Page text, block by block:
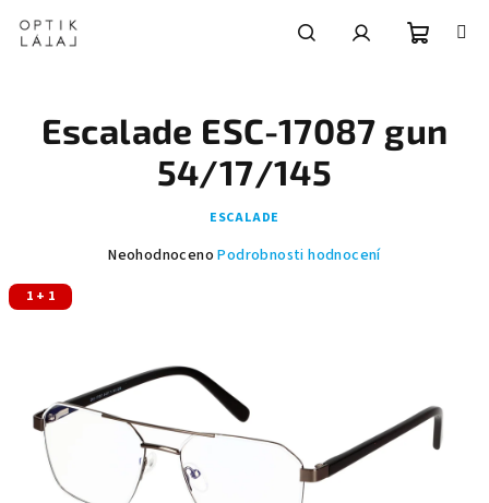
obsah
košík
Escalade ESC-17087 gun
54/17/145
ESCALADE
Průměrné
5
Neohodnoceno Podrobnosti hodnocení
1 + 1